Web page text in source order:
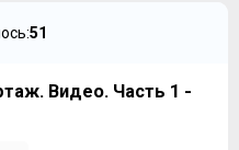
линии: «Юго-
– ходят автобусы
51
Видео. Часть 1 -